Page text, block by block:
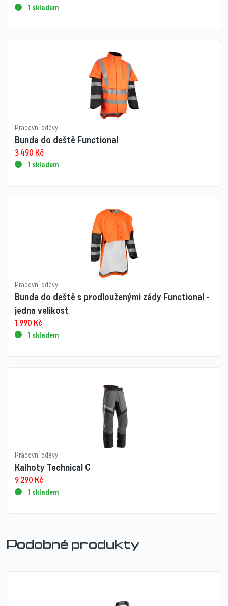
1 skladem
Pracovní oděvy
Bunda do deště Functional
3 490 Kč
1 skladem
Pracovní oděvy
Bunda do deště s prodlouženými zády Functional -
jedna velikost
1 990 Kč
1 skladem
Pracovní oděvy
Kalhoty Technical C
9 290 Kč
1 skladem
Podobné produkty